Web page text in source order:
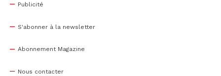
Publicité
S'abonner à la newsletter
Abonnement Magazine
Nous contacter